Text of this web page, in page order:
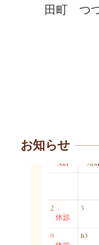
田町 つ
お知らせ